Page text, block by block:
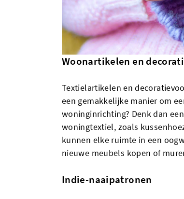
Woonartikelen en
Textielartikelen en
een gemakkelijke manier om
woninginrichting? Denk dan
woningtextiel, zoals
kunnen elke ruimte in een
nieuwe meubels kopen of
Indie-naaipatronen